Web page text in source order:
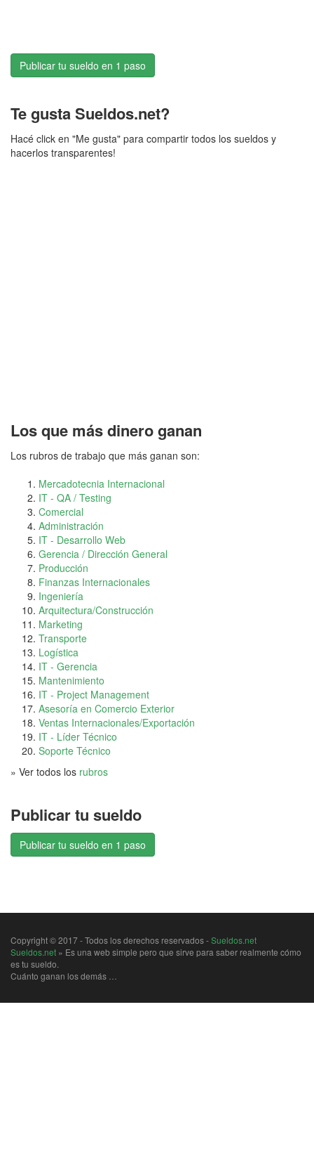
Publicar tu sueldo en 1 paso
Te gusta Sueldos.net?
Hacé click en "Me gusta" para compartir todos los sueldos y
hacerlos transparentes!
Los que más dinero ganan
Los rubros de trabajo que más ganan son:
Mercadotecnia Internacional
IT - QA / Testing
Comercial
Administración
IT - Desarrollo Web
Gerencia / Dirección General
Producción
Finanzas Internacionales
Ingeniería
Arquitectura/Construcción
Marketing
Transporte
Logística
IT - Gerencia
Mantenimiento
IT - Project Management
Asesoría en Comercio Exterior
Ventas Internacionales/Exportación
IT - Líder Técnico
Soporte Técnico
» Ver todos los rubros
Publicar tu sueldo
Publicar tu sueldo en 1 paso
Copyright © 2017 - Todos los derechos reservados -Sueldos.net
Sueldos.net » Es una web simple pero que sirve para saber realmente cómo
es tu sueldo.
Cuánto ganan los demás …